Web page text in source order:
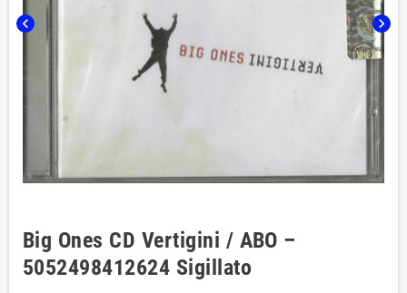
chevron_left chevron_right
Big Ones CD Vertigini / ABO –
5052498412624 Sigillato